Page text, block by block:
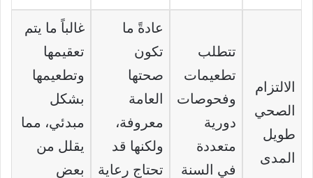
الالتزام
الصحي
طويل
المدى
تتطلب
تطعيمات
وفحوصات
دورية
متعددة
في السنة
عادةً ما
تكون
صحتها
العامة
معروفة،
ولكنها قد
تحتاج رعاية
غالباً ما يتم
تعقيمها
وتطعيمها
بشكل
مبدئي، مما
يقلل من
بعض